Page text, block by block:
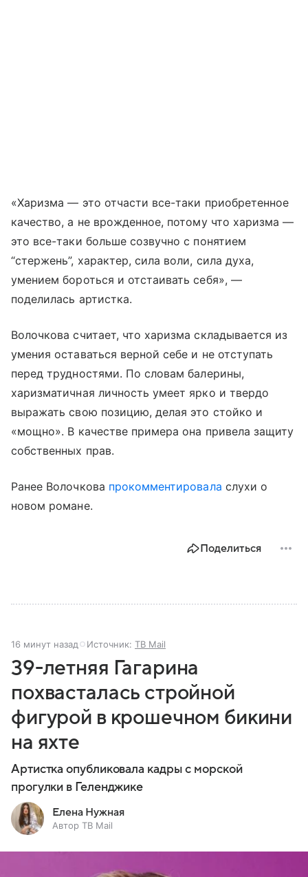
«Харизма — это отчасти все-таки приобретенное
качество, а не врожденное, потому что харизма —
это все-таки больше созвучно с понятием
“стержень”, характер, сила воли, сила духа,
умением бороться и отстаивать себя», —
поделилась артистка.
Волочкова считает, что харизма складывается из
умения оставаться верной себе и не отступать
перед трудностями. По словам балерины,
харизматичная личность умеет ярко и твердо
выражать свою позицию, делая это стойко и
«мощно». В качестве примера она привела защиту
собственных прав.
Ранее Волочкова прокомментировала слухи о
новом романе.
Поделиться
16 минут назад Источник: ТВ Mail
39-летняя Гагарина
похвасталась стройной
фигурой в крошечном бикини
на яхте
Артистка опубликовала кадры с морской
прогулки в Геленджике
Елена Нужная
Автор ТВ Mail